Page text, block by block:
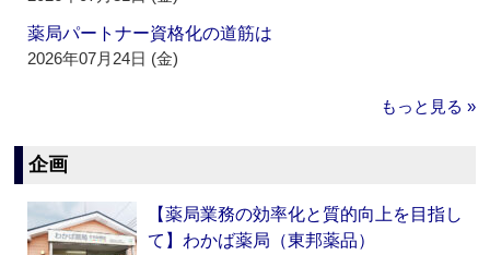
薬局パートナー資格化の道筋は
2026年07月24日 (金)
もっと見る »
企画
【薬局業務の効率化と質的向上を目指し
て】わかば薬局（東邦薬品）